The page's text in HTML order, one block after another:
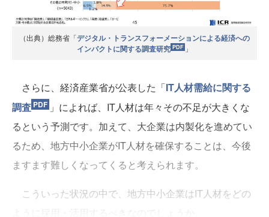
（出典）総務省「デジタル・トランスフォーメーションによる経済への
インパクトに関する調査研究
」
さらに、経済産業省が公表した「IT人材需給に関する
調査
」によれば、IT人材は年々その不足が大きくな
るという予測です。加えて、大企業は内製化を進めてい
るため、地方中小企業がIT人材を確保することは、今後
ますます難しくなってくると考えられます。
こういった状況の中で、地方中小企業はIT人材をどの